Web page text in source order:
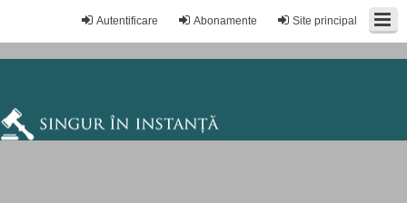
Site principal
Abonamente
Autentificare